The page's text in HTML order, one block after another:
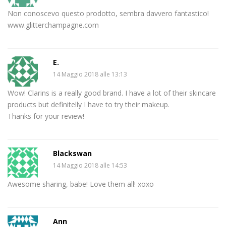
Non conoscevo questo prodotto, sembra davvero fantastico!
www.glitterchampagne.com
E.
14 Maggio 2018 alle 13:13
Wow! Clarins is a really good brand. I have a lot of their skincare
products but definitelly I have to try their makeup.
Thanks for your review!
Blackswan
14 Maggio 2018 alle 14:53
Awesome sharing, babe! Love them all! xoxo
Ann